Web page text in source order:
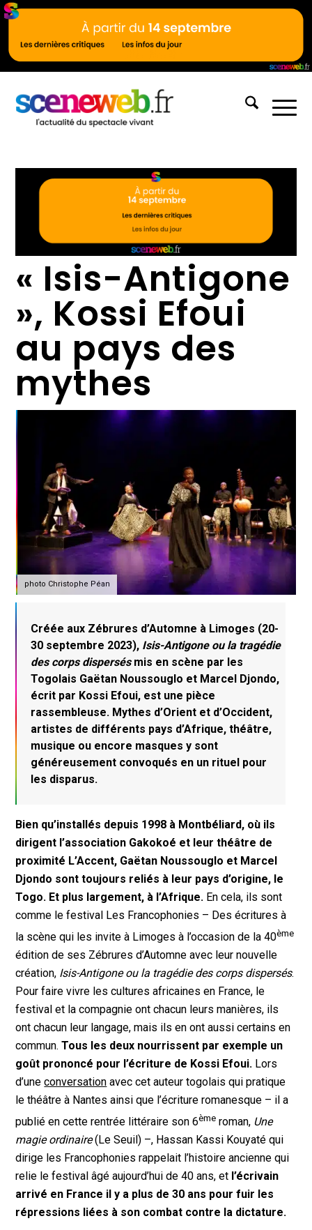
« Isis-Antigone
», Kossi Efoui
au pays des
mythes
photo Christophe Péan
Créée aux Zébrures d’Automne à Limoges (20-
30 septembre 2023), Isis-Antigone ou la tragédie
des corps dispersésmis en scène par les
Togolais Gaëtan Noussouglo et Marcel Djondo,
écrit par Kossi Efoui, est une pièce
rassembleuse. Mythes d’Orient et d’Occident,
artistes de différents pays d’Afrique, théâtre,
musique ou encore masques y sont
généreusement convoqués en un rituel pour
les disparus.
Bien qu’installés depuis 1998 à Montbéliard, où ils
dirigent l’association Gakokoé et leur théâtre de
proximité L’Accent, Gaëtan Noussouglo et Marcel
Djondo sont toujours reliés à leur pays d’origine, le
Togo. Et plus largement, à l’Afrique. En cela, ils sont
comme le festival Les Francophonies – Des écritures à
la scène qui les invite à Limoges à l’occasion de la 40ème
édition de ses Zébrures d’Automne avec leur nouvelle
création, Isis-Antigone ou la tragédie des corps dispersés.
Pour faire vivre les cultures africaines en France, le
festival et la compagnie ont chacun leurs manières, ils
ont chacun leur langage, mais ils en ont aussi certains en
commun.Tous les deux nourrissent par exemple un
goût prononcé pour l’écriture de Kossi Efoui. Lors
d’uneconversation avec cet auteur togolais qui pratique
le théâtre à Nantes ainsi que l’écriture romanesque – il a
publié en cette rentrée littéraire son 6ème roman, Une
magie ordinaire(Le Seuil) –, Hassan Kassi Kouyaté qui
dirige les Francophonies rappelait l’histoire ancienne qui
relie le festival âgé aujourd’hui de 40 ans, et l’écrivain
arrivé en France il y a plus de 30 ans pour fuir les
répressions liées à son combat contre la dictature.